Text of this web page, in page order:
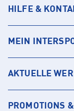
HILFE &
MEIN
AKTUELLE
PROMOTIONS